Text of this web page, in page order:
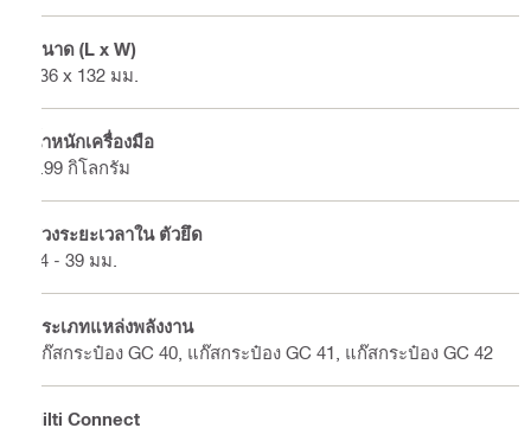
ขนาด (L x W)
436 x 132 มม.
น้ำหนักเครื่องมือ
3.99 กิโลกรัม
ช่วงระยะเวลาใน ตัวยึด
14 - 39 มม.
ประเภทแหล่งพลังงาน
แก๊สกระป๋อง GC 40, แก๊สกระป๋อง GC 41, แก๊สกระป๋อง GC 42
Hilti Connect